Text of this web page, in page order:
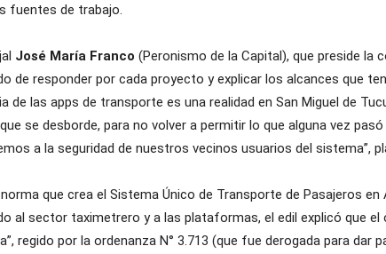
fuentes de trabajo.
José María Franco (Peronismo de la Capital), que preside la
de responder por cada proyecto y explicar los alcances que
de las apps de transporte es una realidad en San Miguel de
se desborde, para no volver a permitir lo que alguna vez
a la seguridad de nuestros vecinos usuarios del sistema”,
que crea el Sistema Único de Transporte de Pasajeros
al sector taximetrero y a las plataformas, el edil explicó que
regido por la ordenanza N° 3.713 (que fue derogada para dar